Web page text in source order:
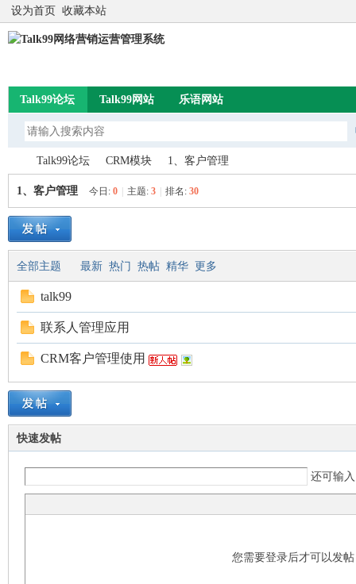
设为首页 收藏本站
Talk99论坛 Talk99网站 乐语网站
Ta»
Talk99论坛 CRM模块 1、客户管理
1、客户管理 今日: 0 主题: 3 排名: 30
全部主题 最新 热门 热帖 精华 更多
talk99
联系人管理应用
CRM客户管理使用
快速发帖
还可输
您需要登录后才可以发